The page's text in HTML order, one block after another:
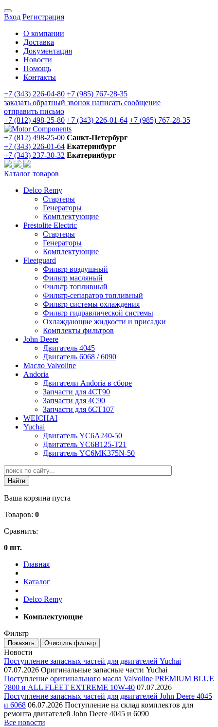
Вход Регистрация
О компании
Доставка
Документация
Новости
Помощь
Контакты
+7 (343) 226-04-80 +7 (985) 767-28-35
заказать обратный звонок написать сообщение
отправить письмо
+7 (812) 498-25-80 +7 (343) 226-01-64 +7 (985) 767-28-35
+7 (812) 498-25-00 Санкт-Петербург
+7 (343) 226-01-64 Екатеринбург
+7 (343) 237-30-32 Екатеринбург
Каталог товаров
Delco Remy
Стартеры
Генераторы
Комплектующие
Prestolite Electric
Стартеры
Генераторы
Комплектующие
Fleetguard
Фильтр воздушный
Фильтр масляный
Фильтр топливный
Фильтр-сепаратор топливный
Фильтр системы охлаждения
Фильтр гидравлической системы
Охлаждающие жидкости и присадки
Комплекты фильтров
John Deere
Двигатель 4045
Двигатель 6068 / 6090
Масло Valvoline
Andoria
Двигатели Andoria в сборе
Запчасти для 4CT90
Запчасти для 4С90
Запчасти для 6CT107
WEICHAI
Yuchai
Двигатель YC6A240-50
Двигатель YC6B125-T21
Двигатель YC6MK375N-50
Ваша корзина пуста
Товаров: 0
Сравнить:
0 шт.
Главная
Каталог
Delco Remy
Комплектующие
Фильтр
Новости
Поступление запасных частей для двигателей Yuchai
07.07.2026 Оригинальные запасные части Yuchai
Поступление оригинального масла Valvoline PREMIUM BLUE
7800 и ALL FLEET EXTREME 10W-40 07.07.2026
Поступление запасных частей для двигателей John Deere 4045
и 6068 06.07.2026 Поступление на склад комплектов для
ремонта двигателей John Deere 4045 и 6090
Все новости